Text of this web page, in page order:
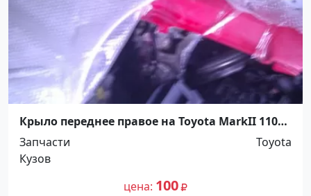
Крыло переднее правое на Toyota MarkII 110
кузов Краснодар
Запчасти
Toyota
Кузов
цена 100